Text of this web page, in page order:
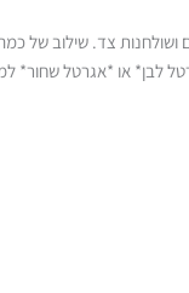
צד. שילוב של